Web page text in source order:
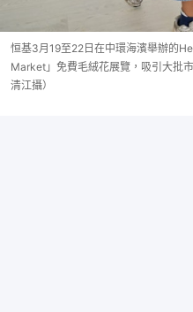
恒基3月19至22日在中環海濱舉辦的
Market」免費毛絨花展覽，吸引大批
清江攝）